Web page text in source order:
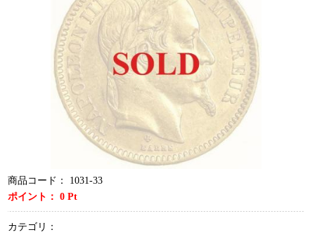
商品コード：
1031-33
ポイント：0 Pt
カテゴリ：